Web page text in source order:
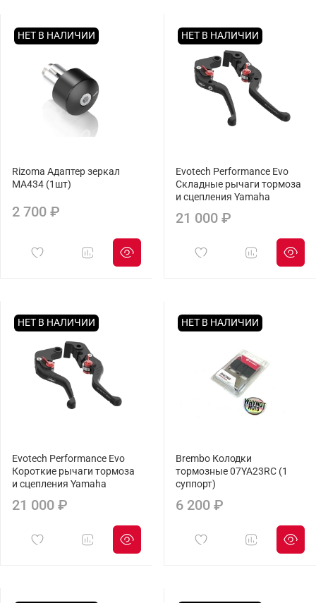
НЕТ В НАЛИЧИИ
Rizoma Адаптер зеркал
MA434 (1шт)
2 700 ₽
НЕТ В НАЛИЧИИ
Evotech Performance Evo
Складные рычаги тормоза
и сцепления Yamaha
21 000 ₽
НЕТ В НАЛИЧИИ
Evotech Performance Evo
Короткие рычаги тормоза
и сцепления Yamaha
21 000 ₽
НЕТ В НАЛИЧИИ
Brembo Колодки
тормозные 07YA23RC (1
суппорт)
6 200 ₽